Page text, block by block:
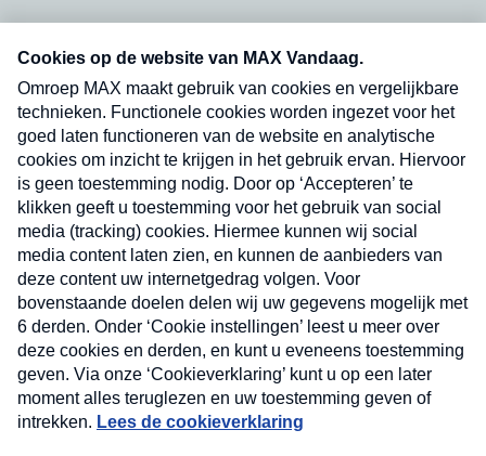
nieuwsbrief. Elke vrijdag- en dinsdagochtend in
uw mailbox.
Verzend
Nieuwsbrief
Neem hier een gratis abonnement op onze
nieuwsbrief. Elke vrijdag- en dinsdagochtend in uw